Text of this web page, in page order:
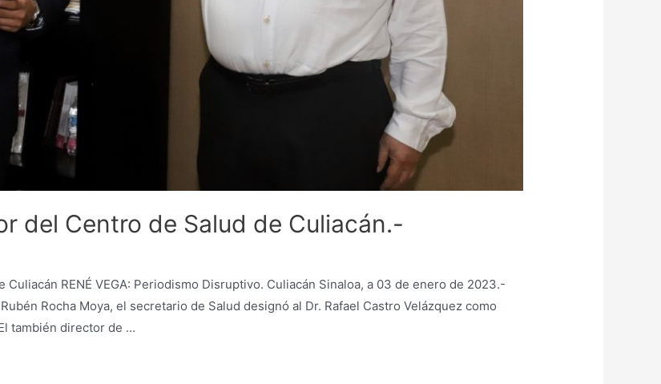
del Centro de Salud de Culiacán.-
RENÉ VEGA: Periodismo Disruptivo. Culiacán Sinaloa, a 03 de enero de 2023.-
Rocha Moya, el secretario de Salud designó al Dr. Rafael Castro Velázquez como
también director de …